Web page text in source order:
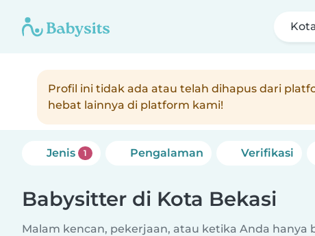
Profil ini tidak ada atau telah dihapus dari
hebat lainnya di platform kami!
Jenis 1 Pengalaman Verifikasi
Babysitter di Kota Bekasi
Malam kencan, pekerjaan, atau ketika Anda hanya